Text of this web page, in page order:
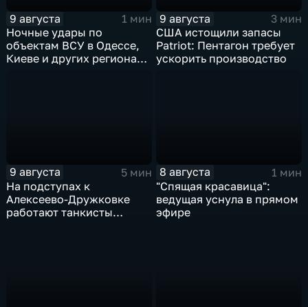
9 августа
1 мин
Ночные удары по
объектам ВСУ в Одессе,
Киеве и других регионах
9 августа
3 мин
США истощили запасы
Patriot: Пентагон требует
ускорить производство
9 августа
5 мин
На подступах к
Алексеево-Дружковке
работают танкисты
8 августа
1 мин
"Спящая красавица":
ведущая уснула в прямом
эфире